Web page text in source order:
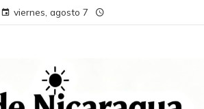
viernes, agosto 7